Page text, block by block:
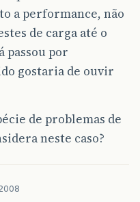
a performance, não
de carga até o
passou por
gostaria de ouvir
de problemas de
neste caso?